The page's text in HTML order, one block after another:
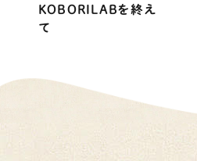
KOBORILABを終え
て